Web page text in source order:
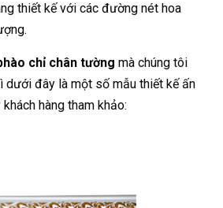
thiết kế với các đường nét hoa
chỉ chân tường mà chúng tôi
dưới đây là một số mẫu thiết kế ấn
hàng tham khảo: